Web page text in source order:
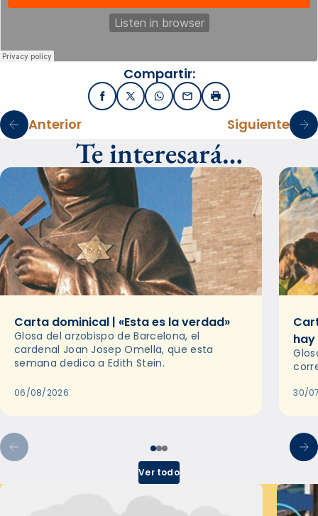
Compartir:
FacebookX / TwitterWhatsApp
EmailImprimir
Anterior Siguiente
Te interesará…
Carta dominical | «Esta es la verdad»
Glosa del arzobispo de Barcelona, el
cardenal Joan Josep Omella, que esta
semana dedica a Edith Stein.
06/08/2026 30/
Ver todo